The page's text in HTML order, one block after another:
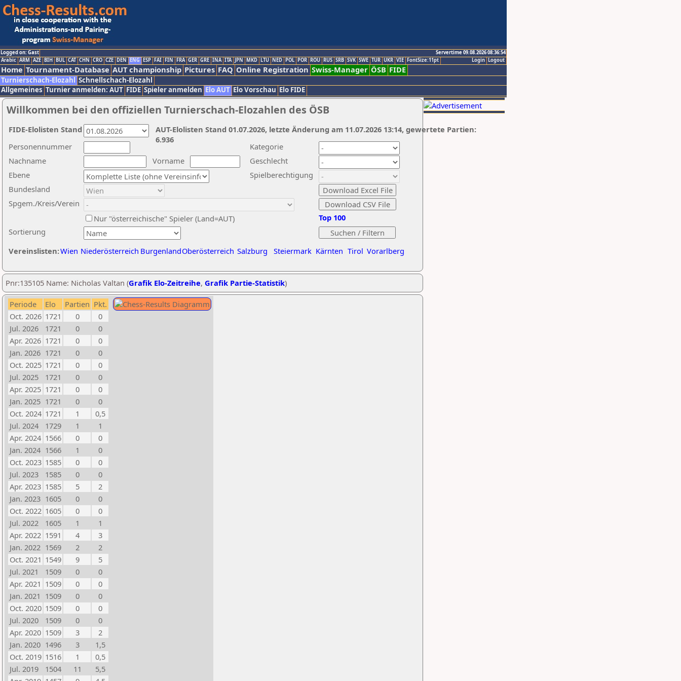
Logged on: Gast
Servertime 09.08.2026 08:36:54
Logout
Login
Arabic ARM AZE BIH BUL CAT CHN CRO CZE DEN ENG ESP FAI FIN FRA GER GRE INA ITA JPN MKD LTU NED POL POR ROU RUS SRB SVK SWE TUR UKR VIE FontSize:11pt
Home Tournament-Database AUT championship Pictures FAQ Online Registration Swiss-Manager ÖSB FIDE
Turnierschach-Elozahl Schnellschach-Elozahl
Allgemeines Turnier anmelden: AUT FIDE Spieler anmelden Elo AUT Elo Vorschau Elo FIDE
Willkommen bei den offiziellen Turnierschach-Elozahlen des ÖSB
Nachname
Vorname
Ebene
Kategorie
Sortierung
Personennummer
Bundesland
Spgem./Kreis/Verein
Geschlecht
Nur "österreichische" Spieler (Land=AUT)
Spielberechtigung
Vereinslisten:Wien Niederösterreich BurgenlandOberösterreich Salzburg Steiermark Kärnten Tirol Vorarlberg
Top 100
AUT-Elolisten Stand 01.07.2026, letzte Änderung am 11.07.2026 13:14, gewertete Partien:
6.936
FIDE-Elolisten Stand
Pnr:135105 Name: Nicholas Valtan (Grafik Elo-Zeitreihe, Grafik Partie-Statistik)
Periode Elo Partien Pkt.
Oct. 2026 1721 0
0
Jul. 2026
1721 0
0
Apr. 2026 1721 0
0
Jan. 2026 1721 0
0
Oct. 2025 1721 0
0
Jul. 2025
1721 0
0
Apr. 2025 1721 0
0
Jan. 2025 1721 0
0
Oct. 2024 1721 1
0,5
Jul. 2024
1729 1
1
Apr. 2024 1566 0
0
Jan. 2024 1566 1
0
Oct. 2023 1585 0
0
Jul. 2023
1585 0
0
Apr. 2023 1585 5
2
Jan. 2023 1605 0
0
Oct. 2022 1605 0
0
Jul. 2022
1605 1
1
Apr. 2022 1591 4
3
Jan. 2022 1569 2
2
Oct. 2021 1549 9
5
Jul. 2021
1509 0
0
Apr. 2021 1509 0
0
Jan. 2021 1509 0
0
Oct. 2020 1509 0
0
Jul. 2020
1509 0
0
Apr. 2020 1509 3
2
Jan. 2020 1496 3
1,5
Oct. 2019 1516 1
0,5
Jul. 2019
1504 11
5,5